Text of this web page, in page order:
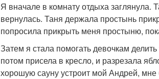
Я вначале в комнату отдыха
вернулась. Таня держала простынь
попросила прикрыть меня простыню,
Затем я стала помогать девочкам
потом присела в кресло, и разрезала
хорошую сауну устроит мой Андрей,